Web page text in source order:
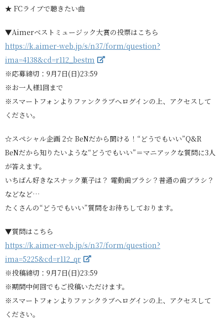
★ FCライブで聴きたい曲
▼Aimerベストミュージック大賞の投票はこちら
https://k.aimer-web.jp/s/n37/form/question?
ima=4138&cd=r112_bestm
※応募締切：9月7日(日)23:59
※お一人様1回まで
※スマートフォンよりファンクラブへログインの上、アクセスして
ください。
☆スペシャル企画 2☆ BeNだから聞ける！“どうでもいい”Q&R
BeNだから知りたいような“どうでもいい”＝マニアックな質問に3人
が答えます。
いちばん好きなスナック菓子は？ 電動歯ブラシ？普通の歯ブラシ？
などなど…
たくさんの“どうでもいい”質問をお待ちしております。
▼質問はこちら
https://k.aimer-web.jp/s/n37/form/question?
ima=5225&cd=r112_qr
※投稿締切：9月7日(日)23:59
※期間中何回でもご投稿いただけます。
※スマートフォンよりファンクラブへログインの上、アクセスして
ください。